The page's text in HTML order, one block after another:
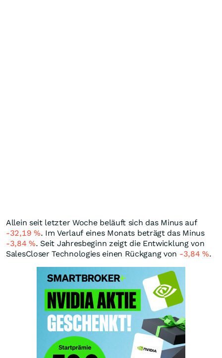
Allein seit letzter Woche beläuft sich das Minus auf
-32,19 %. Im Verlauf eines Monats beträgt das Minus
-3,84%. Seit Jahresbeginn zeigt die Entwicklung von
SalesCloser Technologies einen Rückgang von -3,84%.